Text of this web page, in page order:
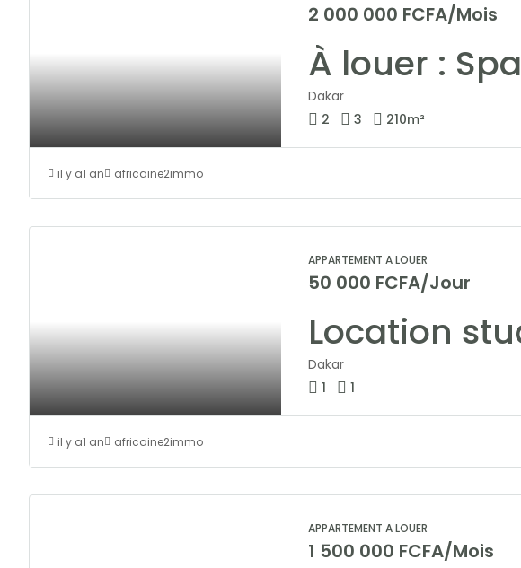
2 000 000 FCFA/Mois
Dakar
2
3 210m²
il y a1 an africaine2immo
APPARTEMENT A LOUER
50 000 FCFA/Jour
Dakar
1
1
il y a1 an africaine2immo
APPARTEMENT A LOUER
1 500 000 FCFA/Mois